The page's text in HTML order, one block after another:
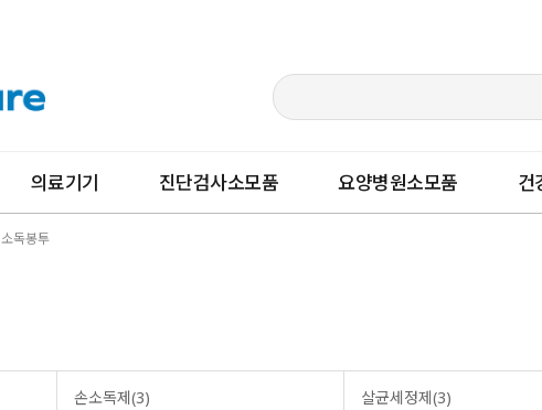
의료기기 진단검사소모품 요양병원소모품 건
소독봉투
손소독제(3) 살균세정제(3)